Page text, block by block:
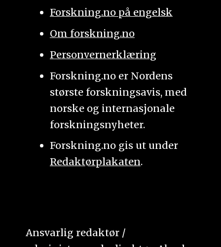
Forskning.no på engelsk
Om forskning.no
Personvernerklæring
Forskning.no er Nordens
største forskningsavis, med
norske og internasjonale
forskningsnyheter.
Forskning.no gis ut under
Redaktørplakaten.
Ansvarlig redaktør /